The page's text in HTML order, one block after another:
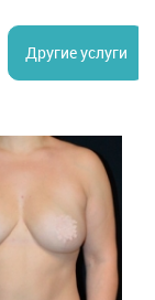
Другие услуги